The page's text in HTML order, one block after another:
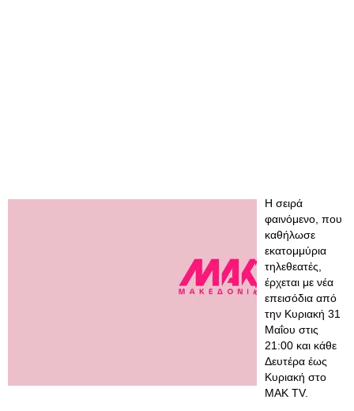
Η σειρά
φαινόμενο, που
καθήλωσε
εκατομμύρια
τηλεθεατές,
έρχεται με νέα
επεισόδια από
την Κυριακή 31
Μαΐου στις
21:00 και κάθε
Δευτέρα έως
Κυριακή στο
ΜΑΚ TV.